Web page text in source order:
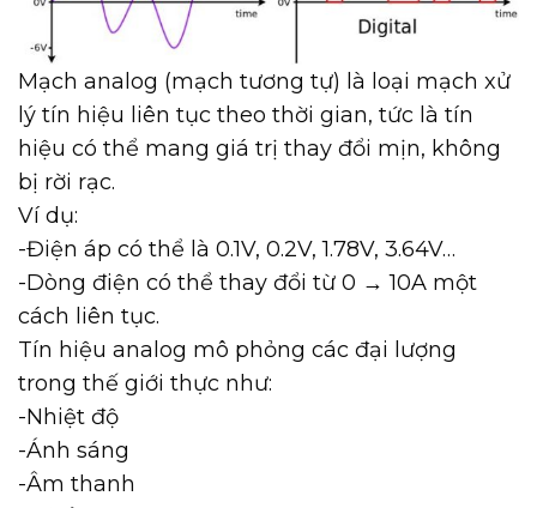
Mạch analog (mạch tương tự) là loại mạch xử
lý tín hiệu liên tục theo thời gian, tức là tín
hiệu có thể mang giá trị thay đổi mịn, không
bị rời rạc.
Ví dụ:
-Điện áp có thể là 0.1V, 0.2V, 1.78V, 3.64V…
-Dòng điện có thể thay đổi từ 0 → 10A một
cách liên tục.
Tín hiệu analog mô phỏng các đại lượng
trong thế giới thực như:
-Nhiệt độ
-Ánh sáng
-Âm thanh